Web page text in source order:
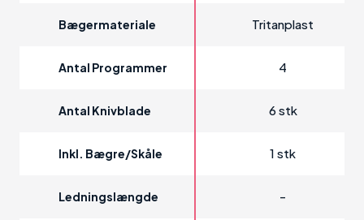
Bægermateriale Tritanplast
Antal Programmer 4
Antal Knivblade 6 stk
Inkl. Bægre/skåle 1 stk
Ledningslængde -